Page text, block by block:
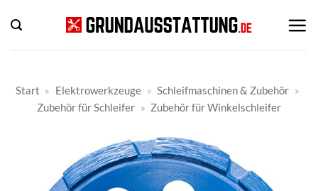
Inhalt
springen
Start » Elektrowerkzeuge » Schleifmaschinen & Zubehör »
Zubehör für Schleifer » Zubehör für Winkelschleifer